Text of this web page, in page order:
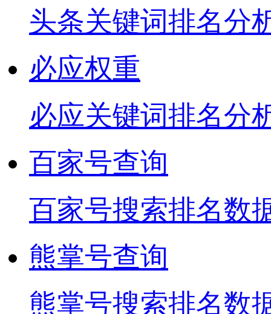
头条关键词排名分
必应权重
必应关键词排名分
百家号查询
百家号搜索排名数
熊掌号查询
熊掌号搜索排名数